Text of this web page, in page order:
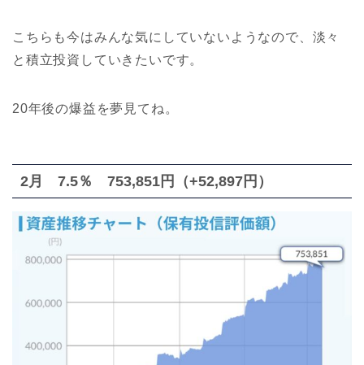
こちらも今はみんな気にしていないようなので、淡々
と積立投資していきたいです。
20年後の爆益を夢見てね。
2月 7.5％ 753,851円（+52,897円）